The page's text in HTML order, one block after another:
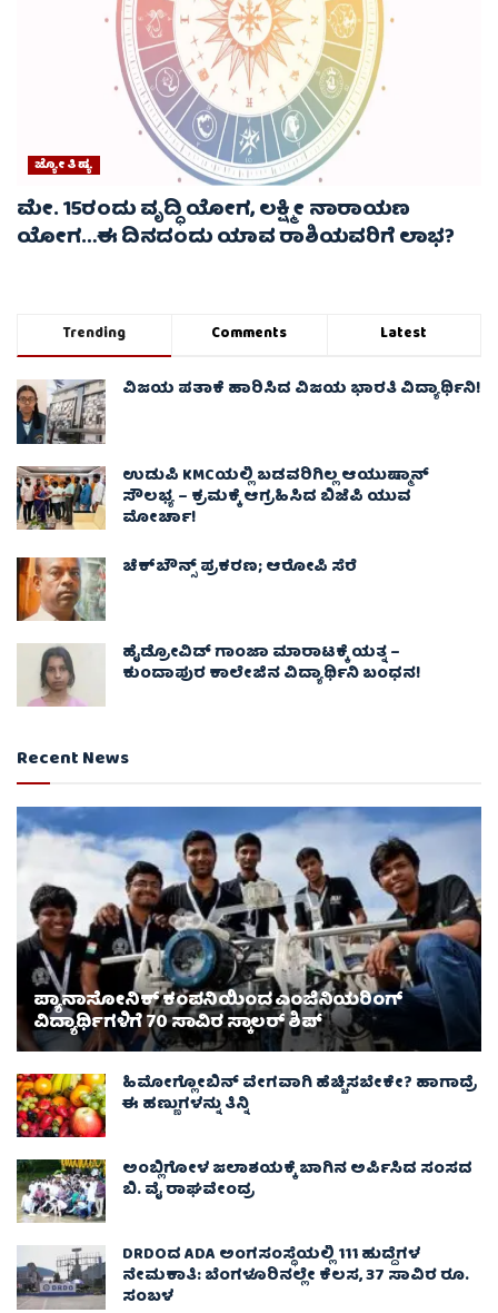
ಜ್ಯೋತಿಷ್ಯ
ಮೇ. 15ರಂದು ವೃದ್ಧಿ ಯೋಗ, ಲಕ್ಷ್ಮೀ ನಾರಾಯಣ
ಯೋಗ…ಈ ದಿನದಂದು ಯಾವ ರಾಶಿಯವರಿಗೆ ಲಾಭ?
Trending Comments Latest
ವಿಜಯ ಪತಾಕೆ ಹಾರಿಸಿದ ವಿಜಯ ಭಾರತಿ ವಿದ್ಯಾರ್ಥಿನಿ!
ಉಡುಪಿ KMCಯಲ್ಲಿ ಬಡವರಿಗಿಲ್ಲ ಆಯುಷ್ಮಾನ್
ಸೌಲಭ್ಯ – ಕ್ರಮಕ್ಕೆ ಆಗ್ರಹಿಸಿದ ಬಿಜೆಪಿ ಯುವ
ಮೋರ್ಚಾ!
ಚೆಕ್​ಬೌನ್ಸ್​ ಪ್ರಕರಣ; ಆರೋಪಿ ಸೆರೆ
ಹೈಡ್ರೋವಿಡ್ ಗಾಂಜಾ ಮಾರಾಟಕ್ಕೆ ಯತ್ನ –
ಕುಂದಾಪುರ ಕಾಲೇಜಿನ ವಿದ್ಯಾರ್ಥಿನಿ ಬಂಧನ!
Recent News
ಪ್ಯಾನಾಸೋನಿಕ್ ಕಂಪನಿಯಿಂದ ಎಂಜಿನಿಯರಿಂಗ್
ವಿದ್ಯಾರ್ಥಿಗಳಿಗೆ 70 ಸಾವಿರ ಸ್ಕಾಲರ್ ಶಿಪ್
ಹಿಮೋಗ್ಲೋಬಿನ್ ವೇಗವಾಗಿ ಹೆಚ್ಚಿಸಬೇಕೇ? ಹಾಗಾದ್ರೆ
ಈ ಹಣ್ಣುಗಳನ್ನು ತಿನ್ನಿ
ಅಂಬ್ಲಿಗೋಳ ಜಲಾಶಯಕ್ಕೆ ಬಾಗಿನ ಅರ್ಪಿಸಿದ ಸಂಸದ
ಬಿ. ವೈ ರಾಘವೇಂದ್ರ
DRDOದ ADA ಅಂಗಸಂಸ್ಥೆಯಲ್ಲಿ 111 ಹುದ್ದೆಗಳ
ನೇಮಕಾತಿ: ಬೆಂಗಳೂರಿನಲ್ಲೇ ಕೆಲಸ, 37 ಸಾವಿರ ರೂ.
ಸಂಬಳ